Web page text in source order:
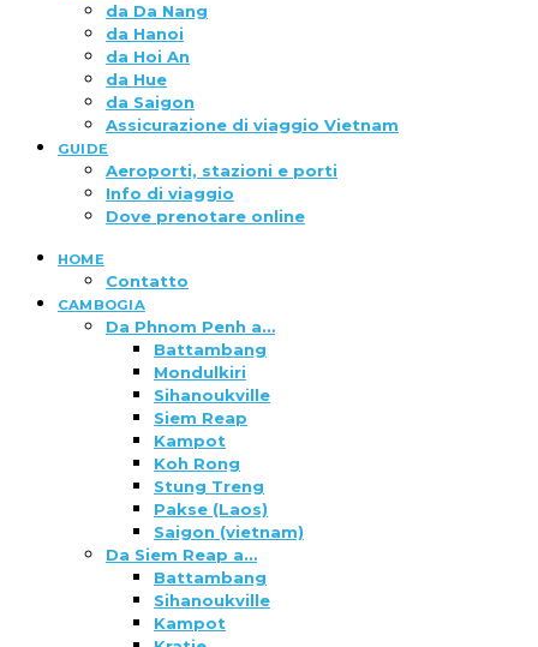
da Da Nang
da Hanoi
da Hoi An
da Hue
da Saigon
Assicurazione di viaggio Vietnam
GUIDE
Aeroporti, stazioni e porti
Info di viaggio
Dove prenotare online
HOME
Contatto
CAMBOGIA
Da Phnom Penh a…
Battambang
Mondulkiri
Sihanoukville
Siem Reap
Kampot
Koh Rong
Stung Treng
Pakse (Laos)
Saigon (vietnam)
Da Siem Reap a…
Battambang
Sihanoukville
Kampot